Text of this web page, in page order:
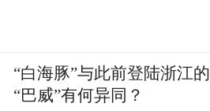
“白海豚”与此前登陆浙江的
“巴威”有何异同？